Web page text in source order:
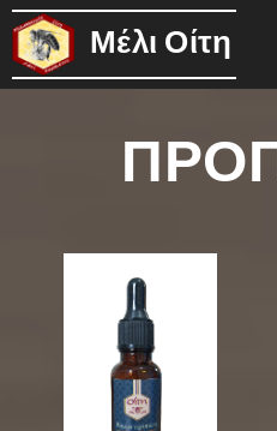
Μέλι Οίτη